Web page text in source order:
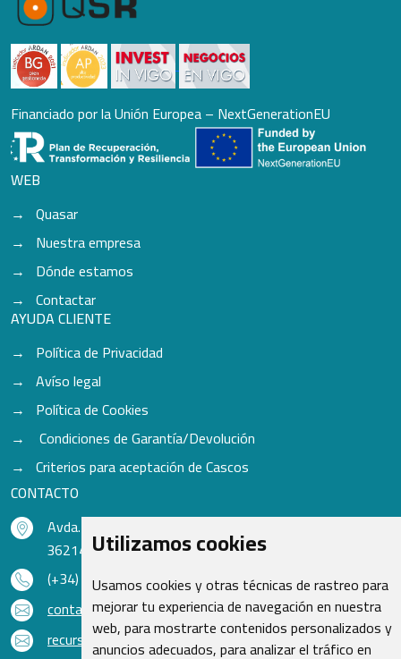
Utilizamos cookies
Usamos cookies y otras técnicas de rastreo para
mejorar tu experiencia de navegación en nuestra
web, para mostrarte contenidos personalizados y
anuncios adecuados, para analizar el tráfico en
Financiado por la Unión Europea – NextGenerationEU
WEB
Quasar
Nuestra empresa
Dónde estamos
Contactar
AYUDA CLIENTE
Política de Privacidad
Avíso legal
Política de Cookies
Condiciones de Garantía/Devolución
Criterios para aceptación de Cascos
CONTACTO
Avda. do Freixo - Sardoma, 13
36214 Vigo - Pontevedra - España
(+34) 986 48 16 33
contacto@qsr.es
recursoshumanos@qsr.es